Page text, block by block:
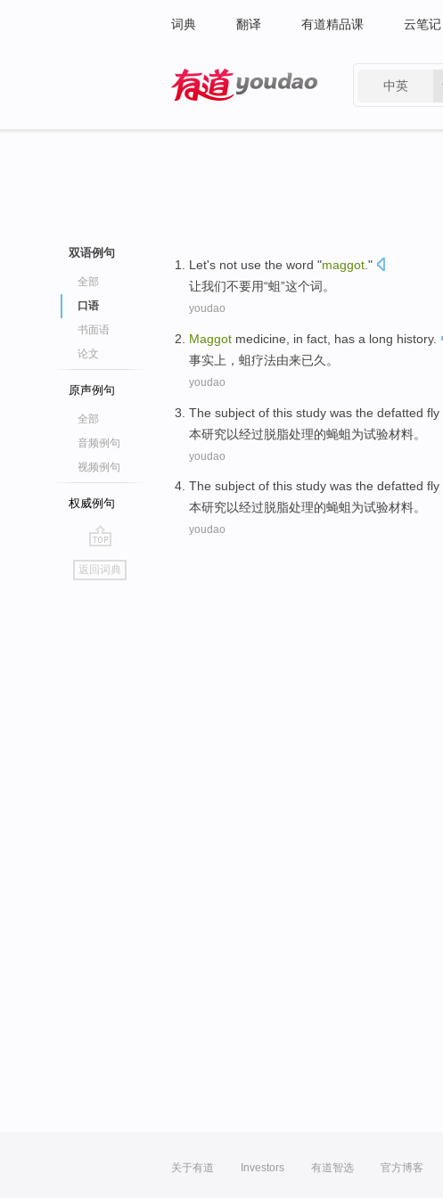
词典 翻译 有道精品课 云笔记
中英
双语例句
全部
口语
书面语
论文
原声例句
全部
音频例句
视频例句
权威例句
go
top
返回词典
Let's not use the word "maggot ."
让我们不要用“蛆”这个词。
youdao
Maggot medicine, in fact , has a long history.
事实上 ， 蛆疗法由来已久。
youdao
The subject of this study was the defatted fly
本研究以经过脱脂处理的蝇蛆为试验材料。
youdao
The subject of this study was the defatted fly
本研究以经过脱脂处理的蝇蛆为试验材料。
youdao
关于有道 Investors 有道智选 官方博客